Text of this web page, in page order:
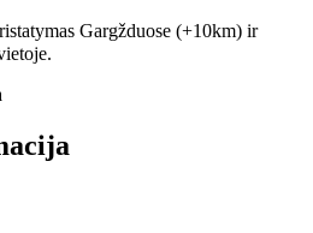
Gargžduose (+10km) ir